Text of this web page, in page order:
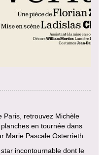
Paris, retrouvez Michèle
en tournée dans
Marie Pascale Osterrieth.
incontournable dont le